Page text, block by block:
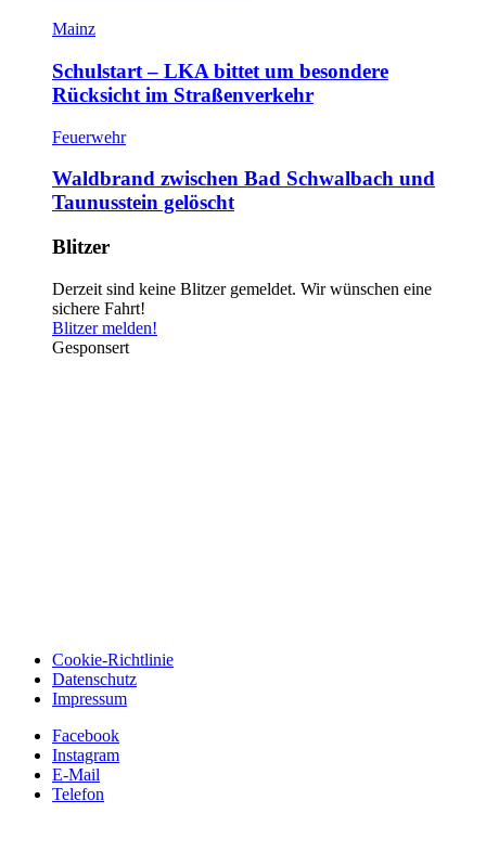
Mainz
Schulstart – LKA bittet um besondere
Rücksicht im Straßenverkehr
Feuerwehr
Waldbrand zwischen Bad Schwalbach und
Taunusstein gelöscht
Blitzer
Derzeit sind keine Blitzer gemeldet. Wir wünschen eine
sichere Fahrt!
Blitzer melden!
Gesponsert
Cookie-Richtlinie
Datenschutz
Impressum
Facebook
Instagram
E-Mail
Telefon